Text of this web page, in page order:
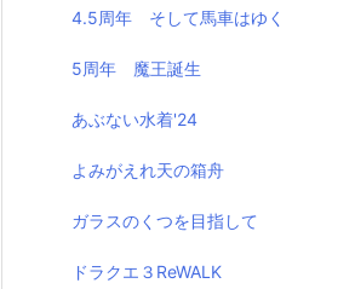
4.5周年 そして馬車はゆく
5周年 魔王誕生
あぶない水着'24
よみがえれ天の箱舟
ガラスのくつを目指して
ドラクエ３ReWALK